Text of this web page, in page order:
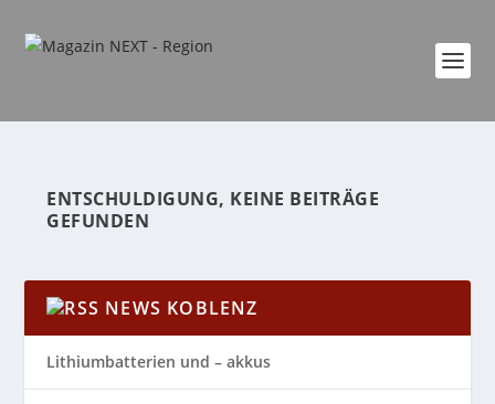
ENTSCHULDIGUNG, KEINE BEITRÄGE
GEFUNDEN
NEWS KOBLENZ
Lithiumbatterien und – akkus